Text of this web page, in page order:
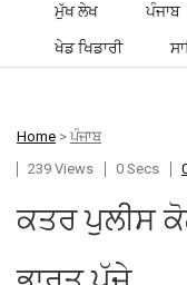
ਮੁੱਖ ਲੇਖ ਪੰਜਾਬ
ਖੇਡ ਖਿਡਾਰੀ
Home > ਪੰਜਾਬ
239 Views
0 Secs
ਕਤਰ ਪੁਲੀਸ